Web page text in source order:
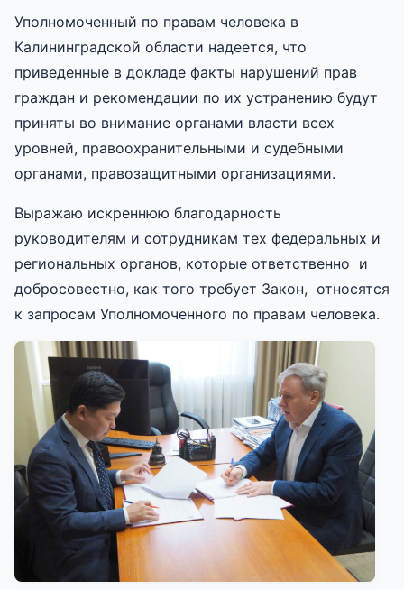
Уполномоченный по правам человека в
Калининградской области надеется, что
приведенные в докладе факты нарушений прав
граждан и рекомендации по их устранению будут
приняты во внимание органами власти всех
уровней, правоохранительными и судебными
органами, правозащитными организациями.
Выражаю искреннюю благодарность
руководителям и сотрудникам тех федеральных и
региональных органов, которые ответственно и
добросовестно, как того требует Закон, относятся
к запросам Уполномоченного по правам человека.